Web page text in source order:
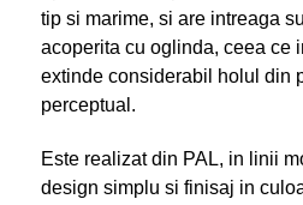
tip si marime, si are intreaga
acoperita cu oglinda, ceea ce
extinde considerabil holul din
perceptual.
Este realizat din PAL, in linii
design simplu si finisaj in